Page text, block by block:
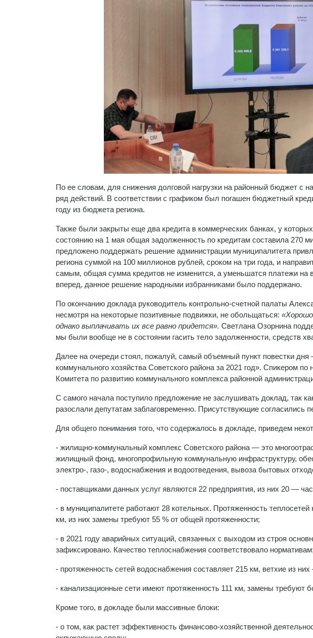
По ее словам, для снижения долговой нагрузки на районный бюджет с
ряд действий. В соответствии с графиком был погашен бюджетный
году из бюджета региона.
Также были закрыты еще два кредита в коммерческих банках, у
состоянию на 1 мая общая задолженность по кредитам составила 270
предложено поддержать решение администрации муниципалитета
региона суммой на 100 миллионов рублей, сроком на три года, и
самым, общая сумма кредитов не изменится, а уменьшатся платежи на
вперед, данное решение народными избранниками было поддержано.
По окончанию доклада руководитель контрольно-счетной палаты
несмотря на некоторые позитивные подвижки, не обольщаться:
однако выплачивать их все равно придется». Светлана Озорнина
мы были вообще не в состоянии гасить тело задолженности, средств
Далее на очереди стоял, пожалуй, самый объемный пункт повестки
коммунального хозяйства Советского района за 2021 год». Спикером
Комитета по развитию коммунального комплекса районной
С самого начала поступило предложение не заслушивать доклад, так
разослали депутатам заблаговременно. Присутствующие согласились
Для общего понимания того, что содержалось в докладе, приведем
- жилищно-коммунальный комплекс Советского района — это
жилищный фонд, многопрофильную коммунальную инфраструктуру,
электро-, газо-, водоснабжения и водоотведения, вывоза бытовых
- поставщиками данных услуг являются 22 предприятия, из них 20 —
- в муниципалитете работают 28 котельных. Протяженность теплосетей
км, из них замены требуют 55 % от общей протяженности;
- в 2021 году аварийных ситуаций, связанных с выходом из строя
зафиксировано. Качество теплоснабжения соответствовало нормативам;
- протяженность сетей водоснабжения составляет 215 км, ветхие из
- канализационные сети имеют протяженность 111 км, замены требуют
Кроме того, в докладе были массивные блоки:
- о том, как растет эффективность финансово-хозяйственной